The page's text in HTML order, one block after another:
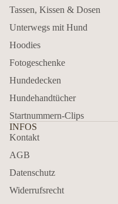
Tassen, Kissen & Dosen
Unterwegs mit Hund
Hoodies
Fotogeschenke
Hundedecken
Hundehandtücher
Startnummern-Clips
INFOS
Kontakt
AGB
Datenschutz
Widerrufsrecht